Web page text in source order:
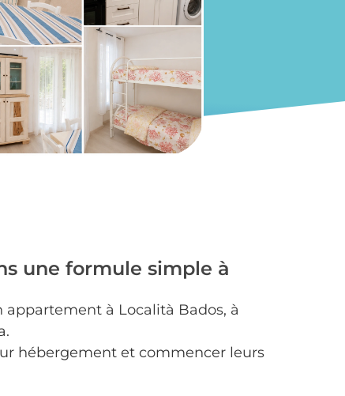
une formule simple à
à Località Bados, à
hébergement et commencer leurs